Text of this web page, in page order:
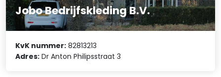
Jobo Bedrijfskleding B.V.
KvK nummer: 82813213
Adres: Dr Anton Philipsstraat 3